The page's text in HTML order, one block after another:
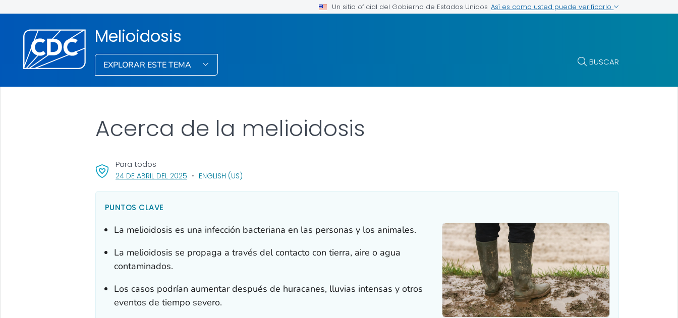
Un sitio oficial del Gobierno de Estados Unidos Así es como usted puede verificarlo
Melioidosis
EXPLORAR ESTE TEMA BUSCAR
24 DE ABRIL DEL 2025, VISIT LINK FOR DETAILS.
ENGLISH (US)
Para todos
Acerca de la melioidosis
PUNTOS CLAVE
La melioidosis es una infección bacteriana en las personas y los animales.
La melioidosis se propaga a través del contacto con tierra, aire o agua
contaminados.
Los casos podrían aumentar después de huracanes, lluvias intensas y otros
eventos de tiempo severo.